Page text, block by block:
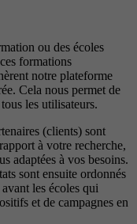
ou des écoles
formations
notre plateforme
Cela nous permet de
les utilisateurs.
(clients) sont
à votre recherche,
adaptées à vos besoins.
sont ensuite ordonnés
les écoles qui
et de campagnes en